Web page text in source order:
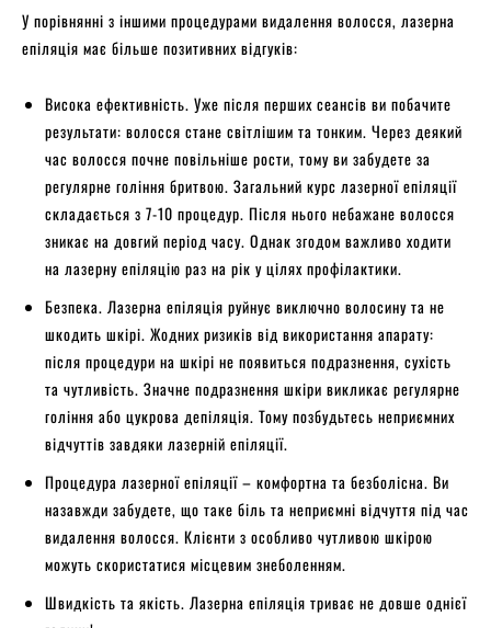
У порівнянні з іншими процедурами видалення волосся, лазерна
епіляція має більше позитивних відгуків:
Висока ефективність. Уже після перших сеансів ви побачите
результати: волосся стане світлішим та тонким. Через деякий
час волосся почне повільніше рости, тому ви забудете за
регулярне гоління бритвою. Загальний курс лазерної епіляції
складається з 7-10 процедур. Після нього небажане волосся
зникає на довгий період часу. Однак згодом важливо ходити
на лазерну епіляцію раз на рік у цілях профілактики.
Безпека. Лазерна епіляція руйнує виключно волосину та не
шкодить шкірі. Жодних ризиків від використання апарату:
після процедури на шкірі не появиться подразнення, сухість
та чутливість. Значне подразнення шкіри викликає регулярне
гоління або цукрова депіляція. Тому позбудьтесь неприємних
відчуттів завдяки лазерній епіляції.
Процедура лазерної епіляції – комфортна та безболісна. Ви
назавжди забудете, що таке біль та неприємні відчуття під час
видалення волосся. Клієнти з особливо чутливою шкірою
можуть скористатися місцевим знеболенням.
Швидкість та якість. Лазерна епіляція триває не довше однієї